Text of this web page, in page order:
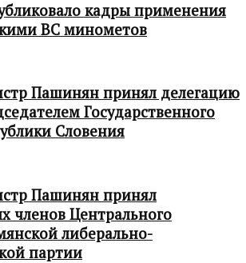
кадры применения
ВС минометов
Пашинян принял делегацию
Государственного
Словения
Пашинян принял
членов Центрального
либерально-
партии